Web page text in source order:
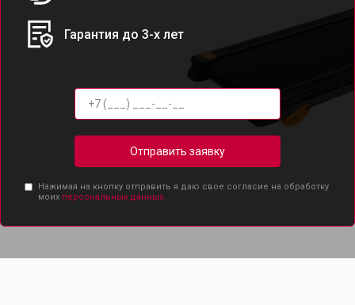
Гарантия до 3-х лет
Отправить заявку
Нажимая на кнопку отправить я даю свое согласие на обработку
моих персональных данных.